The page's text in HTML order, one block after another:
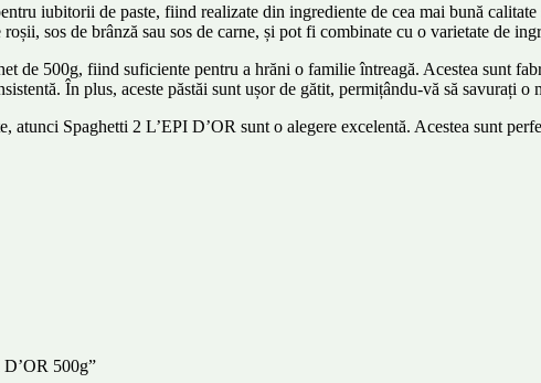
iubitorii de paste, fiind realizate din ingrediente de cea mai bună
sos de brânză sau sos de carne, și pot fi combinate cu o varietate de
de 500g, fiind suficiente pentru a hrăni o familie întreagă. Acestea sunt
În plus, aceste păstăi sunt ușor de gătit, permițându-vă să savurați o
atunci Spaghetti 2 L’EPI D’OR sunt o alegere excelentă. Acestea sunt
D’OR 500g”